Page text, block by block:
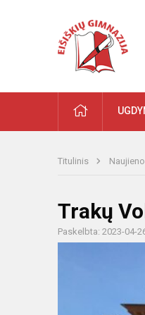
PRADŽIA
Titulinis
Trakų
Paskelbta: 2023-04-